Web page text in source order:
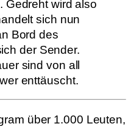
Gedreht wird also
sich nun
Bord des
der Sender.
sind von all
enttäuscht.
über 1.000 Leuten,